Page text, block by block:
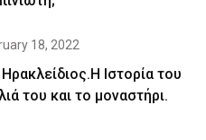
18, 2022
Ιστορία του
του και το μοναστήρι.